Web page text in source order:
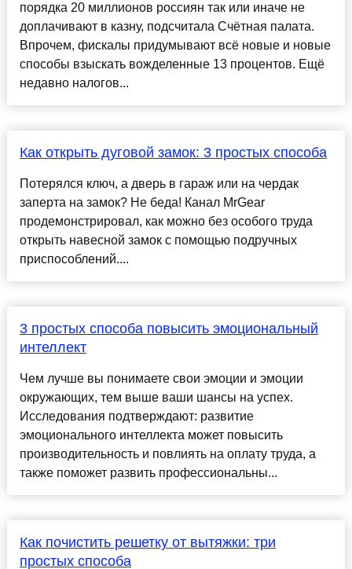
порядка 20 миллионов россиян так или иначе не
доплачивают в казну, подсчитала Счётная палата.
Впрочем, фискалы придумывают всё новые и новые
способы взыскать вожделенные 13 процентов. Ещё
недавно налогов...
Как открыть дуговой замок: 3 простых способа
Потерялся ключ, а дверь в гараж или на чердак
заперта на замок? Не беда! Канал MrGear
продемонстрировал, как можно без особого труда
открыть навесной замок с помощью подручных
приспособлений....
3 простых способа повысить эмоциональный
интеллект
Чем лучше вы понимаете свои эмоции и эмоции
окружающих, тем выше ваши шансы на успех.
Исследования подтверждают: развитие
эмоционального интеллекта может повысить
производительность и повлиять на оплату труда, а
также поможет развить профессиональны...
Как почистить решетку от вытяжки: три
простых способа